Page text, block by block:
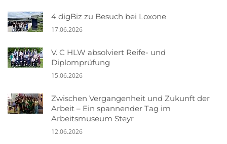
4 digBiz zu Besuch bei Loxone
17.06.2026
V. C HLW absolviert Reife- und
Diplomprüfung
15.06.2026
Zwischen Vergangenheit und Zukunft der
Arbeit – Ein spannender Tag im
Arbeitsmuseum Steyr
12.06.2026